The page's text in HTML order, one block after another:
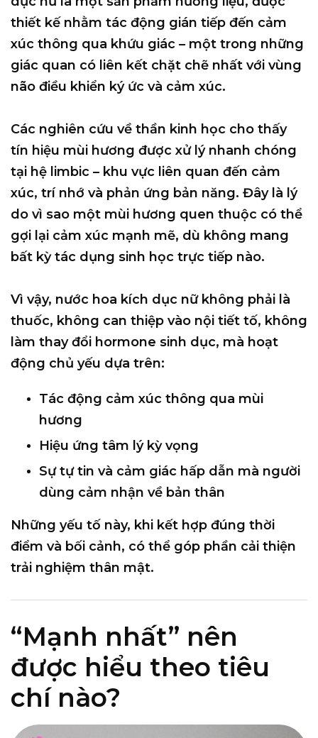
thiết kế nhằm tác động gián tiếp đến cảm
xúc thông qua khứu giác – một trong những
giác quan có liên kết chặt chẽ nhất với vùng
não điều khiển ký ức và cảm xúc.
Các nghiên cứu về thần kinh học cho thấy
tín hiệu mùi hương được xử lý nhanh chóng
tại hệ limbic – khu vực liên quan đến cảm
xúc, trí nhớ và phản ứng bản năng. Đây là lý
do vì sao một mùi hương quen thuộc có thể
gợi lại cảm xúc mạnh mẽ, dù không mang
bất kỳ tác dụng sinh học trực tiếp nào.
Vì vậy, nước hoa kích dục nữ không phải là
thuốc, không can thiệp vào nội tiết tố, không
làm thay đổi hormone sinh dục, mà hoạt
động chủ yếu dựa trên:
Tác động cảm xúc thông qua mùi
hương
Hiệu ứng tâm lý kỳ vọng
Sự tự tin và cảm giác hấp dẫn mà người
dùng cảm nhận về bản thân
Những yếu tố này, khi kết hợp đúng thời
điểm và bối cảnh, có thể góp phần cải thiện
trải nghiệm thân mật.
“Mạnh nhất” nên
được hiểu theo tiêu
chí nào?